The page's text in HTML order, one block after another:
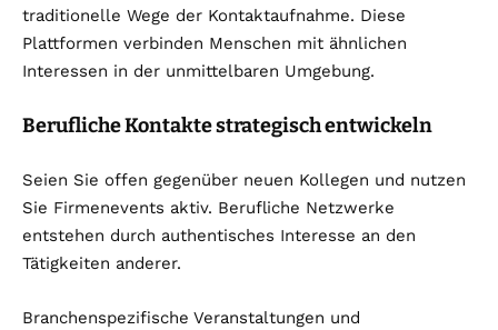
traditionelle Wege der Kontaktaufnahme. Diese
Plattformen verbinden Menschen mit ähnlichen
Interessen in der unmittelbaren Umgebung.
Berufliche Kontakte strategisch entwickeln
Seien Sie offen gegenüber neuen Kollegen und nutzen
Sie Firmenevents aktiv. Berufliche Netzwerke
entstehen durch authentisches Interesse an den
Tätigkeiten anderer.
Branchenspezifische Veranstaltungen und